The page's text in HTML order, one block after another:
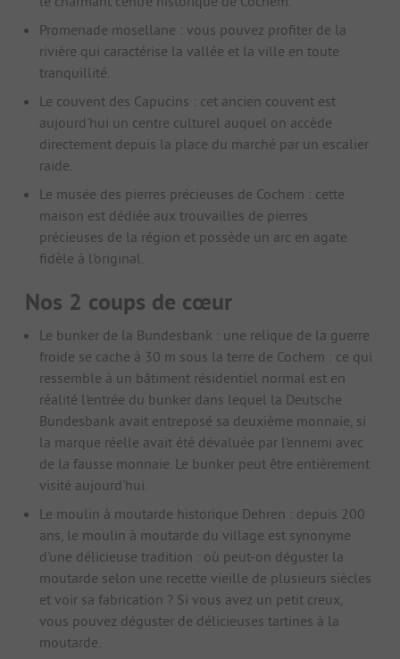
Promenade mosellane : vous pouvez profiter de la
rivière qui caractérise la vallée et la ville en toute
tranquillité.
Le couvent des Capucins : cet ancien couvent est
aujourd'hui un centre culturel auquel on accède
directement depuis la place du marché par un escalier
raide.
Le musée des pierres précieuses de Cochem : cette
maison est dédiée aux trouvailles de pierres
précieuses de la région et possède un arc en agate
fidèle à l'original.
Nos 2 coups de cœur
Le bunker de la Bundesbank : une relique de la guerre
froide se cache à 30 m sous la terre de Cochem : ce qui
ressemble à un bâtiment résidentiel normal est en
réalité l'entrée du bunker dans lequel la Deutsche
Bundesbank avait entreposé sa deuxième monnaie, si
la marque réelle avait été dévaluée par l'ennemi avec
de la fausse monnaie. Le bunker peut être entièrement
visité aujourd'hui.
Le moulin à moutarde historique Dehren : depuis 200
ans, le moulin à moutarde du village est synonyme
d'une délicieuse tradition : où peut-on déguster la
moutarde selon une recette vieille de plusieurs siècles
et voir sa fabrication ? Si vous avez un petit creux,
vous pouvez déguster de délicieuses tartines à la
moutarde.